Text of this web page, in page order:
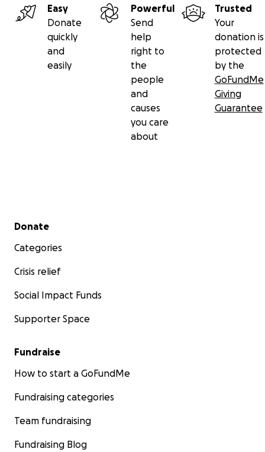
Easy
Donate
quickly
and
easily
Powerful
Send
help
right to
the
people
and
causes
you care
about
Trusted
Your
donation is
protected
by the
GoFundMe
Giving
Guarantee
Secondary menu
Donate
Categories
Crisis relief
Social Impact Funds
Supporter Space
Fundraise
How to start a GoFundMe
Fundraising categories
Team fundraising
Fundraising Blog